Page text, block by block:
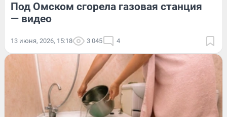
Под Омском сгорела газовая станция
— видео
13 июня, 2026, 15:18 3 045 4